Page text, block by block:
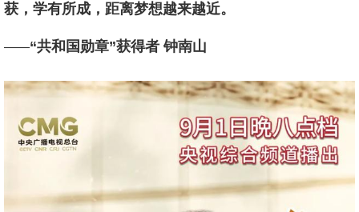
获，学有所成，距离梦想越来越近。
——“共和国勋章”获得者 钟南山